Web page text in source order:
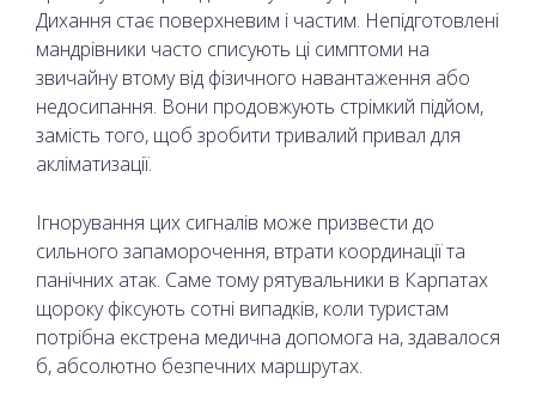
Дихання стає поверхневим і частим. Непідготовлені
мандрівники часто списують ці симптоми на
звичайну втому від фізичного навантаження або
недосипання. Вони продовжують стрімкий підйом,
замість того, щоб зробити тривалий привал для
акліматизації.
Ігнорування цих сигналів може призвести до
сильного запаморочення, втрати координації та
панічних атак. Саме тому рятувальники в Карпатах
щороку фіксують сотні випадків, коли туристам
потрібна екстрена медична допомога на, здавалося
б, абсолютно безпечних маршрутах.